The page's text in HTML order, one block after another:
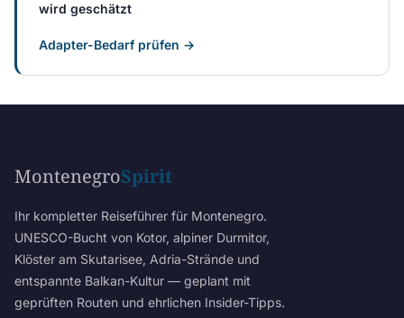
wird geschätzt
Adapter-Bedarf prüfen →
MontenegroSpirit
Ihr kompletter Reiseführer für Montenegro.
UNESCO-Bucht von Kotor, alpiner Durmitor,
Klöster am Skutarisee, Adria-Strände und
entspannte Balkan-Kultur — geplant mit
geprüften Routen und ehrlichen Insider-Tipps.